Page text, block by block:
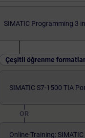
SIMATIC Programming 3
Çeşitli öğrenme
SIMATIC S7-1500 TIA
OR
Online-Training: